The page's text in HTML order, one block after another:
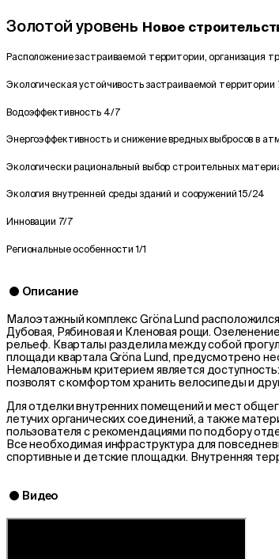
Золотой уровень Новое
Расположение застраиваемой территории, организация
Экологическая устойчивость застраиваемой территории
Водоэффективность 4/7
Энергоэффективность и снижение вредных выбросов в
Экологически рациональный выбор строительных
Экология внутренней среды зданий и сооружений15/24
Инновации 7/7
Региональные особенности1/1
Описание
Малоэтажный комплекс Gröna Lund
Дубовая, Рябиновая и Кленовая рощи.
рельеф. Кварталы разделила между собой
площади квартала Gröna Lund, предусмотрено
Немаловажным критерием является
позволят с комфортом хранить велосипеды и
Для отделки внутренних помещений и мест
летучих органических соединений, а также
пользователя с рекомендациями по подбору
Все необходимая инфраструктура для
спортивные и детские площадки. Внутренняя
Видео